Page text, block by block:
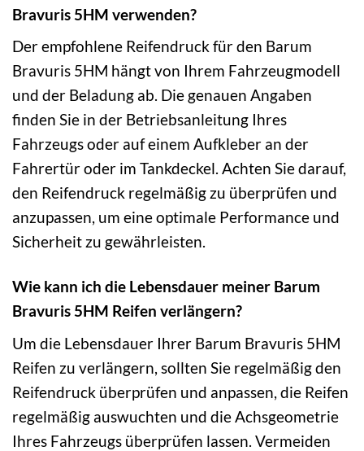
Bravuris 5HM verwenden?
Der empfohlene Reifendruck für den Barum
Bravuris 5HM hängt von Ihrem Fahrzeugmodell
und der Beladung ab. Die genauen Angaben
finden Sie in der Betriebsanleitung Ihres
Fahrzeugs oder auf einem Aufkleber an der
Fahrertür oder im Tankdeckel. Achten Sie darauf,
den Reifendruck regelmäßig zu überprüfen und
anzupassen, um eine optimale Performance und
Sicherheit zu gewährleisten.
Wie kann ich die Lebensdauer meiner Barum
Bravuris 5HM Reifen verlängern?
Um die Lebensdauer Ihrer Barum Bravuris 5HM
Reifen zu verlängern, sollten Sie regelmäßig den
Reifendruck überprüfen und anpassen, die Reifen
regelmäßig auswuchten und die Achsgeometrie
Ihres Fahrzeugs überprüfen lassen. Vermeiden